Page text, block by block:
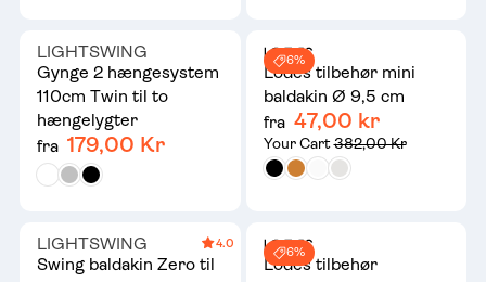
LIGHTSWING
Gynge 2 hængesystem
110cm Twin til to
hængelygter
fra 179,00 Kr
6%
Lodes tilbehør mini
baldakin Ø 9,5 cm
fra 47,00 kr
Your Cart382,00 Kr
LIGHTSWING 4.0
Swing baldakin Zero til
6%
Lodes tilbehør